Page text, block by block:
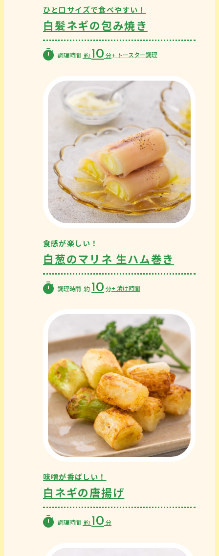
ひと口サイズで食べやすい！
白髪ネギの包み焼き
調理時間 約 10 分+ トースター調理
食感が楽しい！
白葱のマリネ 生ハム巻き
調理時間 約 10 分+ 漬け時間
味噌が香ばしい！
白ネギの唐揚げ
調理時間 約 10 分